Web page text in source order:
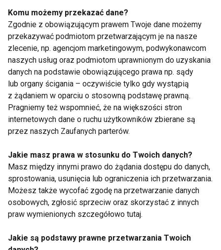
umożliwiają zdrowe gotowanie. I tu mamy duże pole
do popisu: garnek do gotowania na parze, patelnia
grillowa, waga kuchenna, książka z fit przepisami,
lunchboxy, blender.
Sportowe ubrania
Topów, legginsów, koszulek, spodenek w szafie
aktywnej osoby nigdy za wiele. Na rynku dostępnych
jest wiele modeli ubrań sportowych. Możemy
Miłośniczce zajęć choreograficznych na pewno
spodobają się kolorowe legginsy czy topy we
fluorescencyjnych kolorach. Miłośnik biegania na
pewno nie pogardzi czapką czy rękawiczkami do
biegania lub kurtką do uprawiania tej aktywności
spodobają się nowe gogle, a fanom crossfitu
Komu możemy przekazać dane?
Zgodnie z obowiązującym prawem Twoje dane możemy
przekazywać podmiotom przetwarzającym je na nasze
zlecenie, np. agencjom marketingowym, podwykonawcom
naszych usług oraz podmiotom uprawnionym do uzyskania
danych na podstawie obowiązującego prawa np. sądy
lub organy ścigania – oczywiście tylko gdy wystąpią
z żądaniem w oparciu o stosowną podstawę prawną.
Pragniemy też wspomnieć, że na większości stron
internetowych dane o ruchu użytkowników zbierane są
przez naszych Zaufanych parterów.
Jakie masz prawa w stosunku do Twoich danych?
Masz między innymi prawo do żądania dostępu do danych,
sprostowania, usunięcia lub ograniczenia ich przetwarzania.
Możesz także wycofać zgodę na przetwarzanie danych
osobowych, zgłosić sprzeciw oraz skorzystać z innych
praw wymienionych szczegółowo tutaj.
Jakie są podstawy prawne przetwarzania Twoich